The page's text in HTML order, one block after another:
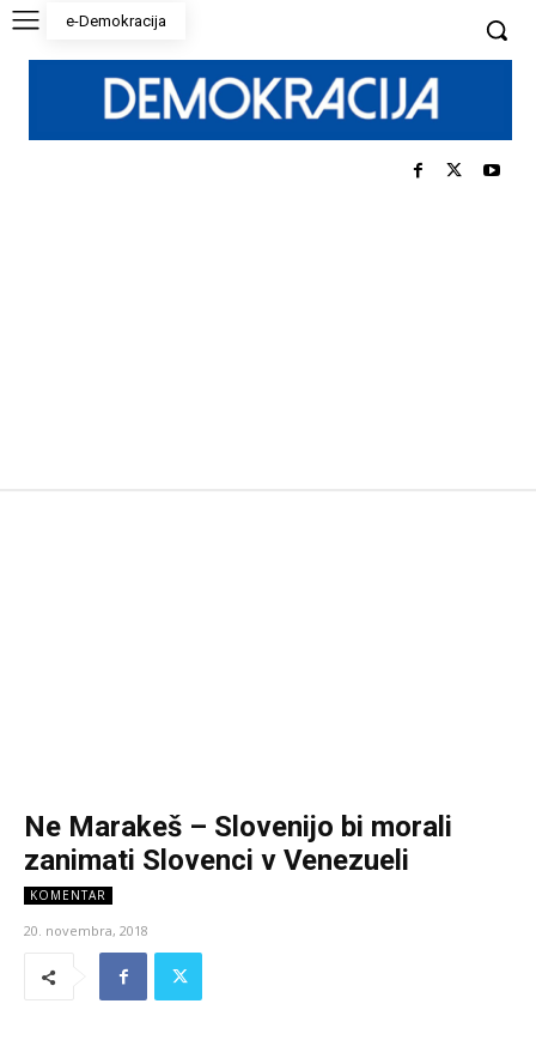
e-Demokracija
Ne Marakeš – Slovenijo bi morali
zanimati Slovenci v Venezueli
KOMENTAR
20. novembra, 2018